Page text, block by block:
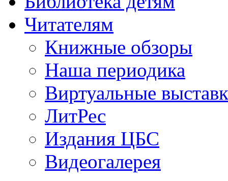
Читателям
Книжные обзоры
Наша периодика
Виртуальные
ЛитРес
Издания ЦБС
Видеогалерея